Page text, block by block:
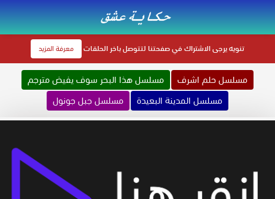
تنويهيرجى الاشتراك في صفحتنا لتتوصل باخر الحلقات معرفة المزيد
مسلسل حلم اشرف
مسلسل هذا البحر سوف يفيض مترجم
مسلسل المدينة البعيدة
مسلسل جبل جونول